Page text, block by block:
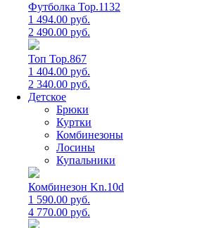
Футболка Top.1132
1 494.00 руб.
2 490.00 руб.
Топ Top.867
1 404.00 руб.
2 340.00 руб.
Детское
Брюки
Куртки
Комбинезоны
Лосины
Купальники
Комбинезон Kn.10d
1 590.00 руб.
4 770.00 руб.